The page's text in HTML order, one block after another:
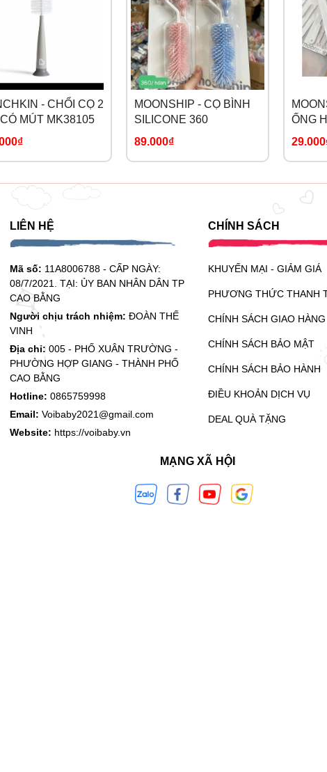
- CHỔI CỌ 2
CÓ MÚT MK38105
MOONSHIP - CỌ BÌNH
SILICONE 360
89.000₫
ỐNG
LIÊN HỆ
Mã số: 11A8006788 - CẤP NGÀY:
08/7/2021. TẠI: ỦY BAN NHÂN DÂN TP
CAO BẰNG
Người chịu trách nhiệm: ĐOÀN THẾ
VINH
Địa chỉ: 005 - PHỐ XUÂN TRƯỜNG -
PHƯỜNG HỢP GIANG - THÀNH PHỐ
CAO BẰNG
Hotline: 0865759998
Email: Voibaby2021@gmail.com
Website: https://voibaby.vn
CHÍNH SÁCH
KHUYẾN MẠI - GIẢM GIÁ
PHƯƠNG THỨC THANH
CHÍNH SÁCH GIAO HÀNG
CHÍNH SÁCH BẢO MẬT
CHÍNH SÁCH BẢO HÀNH
ĐIỀU KHOẢN DỊCH VỤ
DEAL QUÀ TẶNG
MẠNG XÃ HỘI